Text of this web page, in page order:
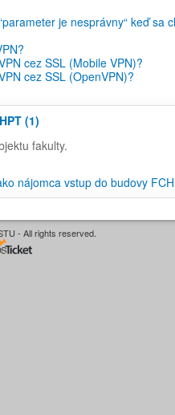
je nesprávny“ keď sa
cez SSL (Mobile VPN)?
cez SSL (OpenVPN)?
(1)
fakulty.
nájomca vstup do budovy
- All rights reserved.